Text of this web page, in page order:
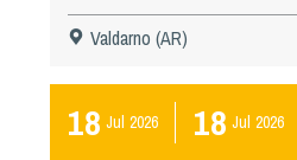
Valdarno (AR)
18 Jul 2026 18 Jul 2026